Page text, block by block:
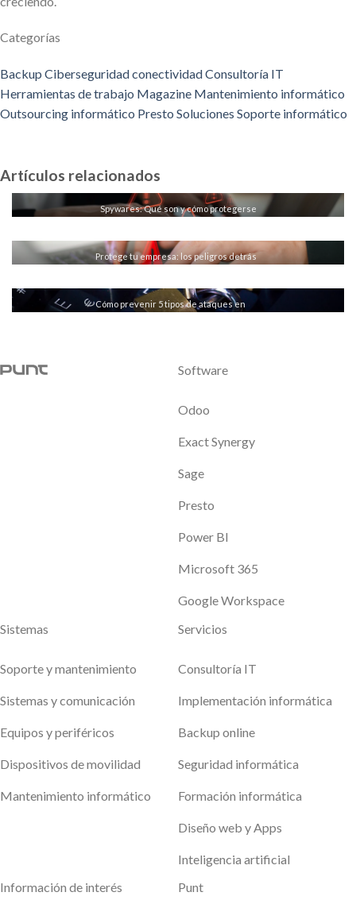
Categorías
Backup CiberseguridadconectividadConsultoría IT
Herramientas de trabajo Magazine Mantenimiento informático
Outsourcing informático Presto Soluciones Soporte informático
Artículos relacionados
Spywares: Qué son y cómo protegerse
LEER MÁS
Protege tu empresa: los peligros detrás
LEER MÁS
Cómo prevenir 5 tipos de ataques en
Software
Odoo
Exact Synergy
Sage
Presto
Power BI
Microsoft 365
Google Workspace
Sistemas
Soporte y mantenimiento
Sistemas y comunicación
Equipos y periféricos
Dispositivos de movilidad
Mantenimiento informático
Servicios
Consultoría IT
Implementación informática
Backup online
Seguridad informática
Formación informática
Diseño web y Apps
Inteligencia artificial
Información de interés
Punt